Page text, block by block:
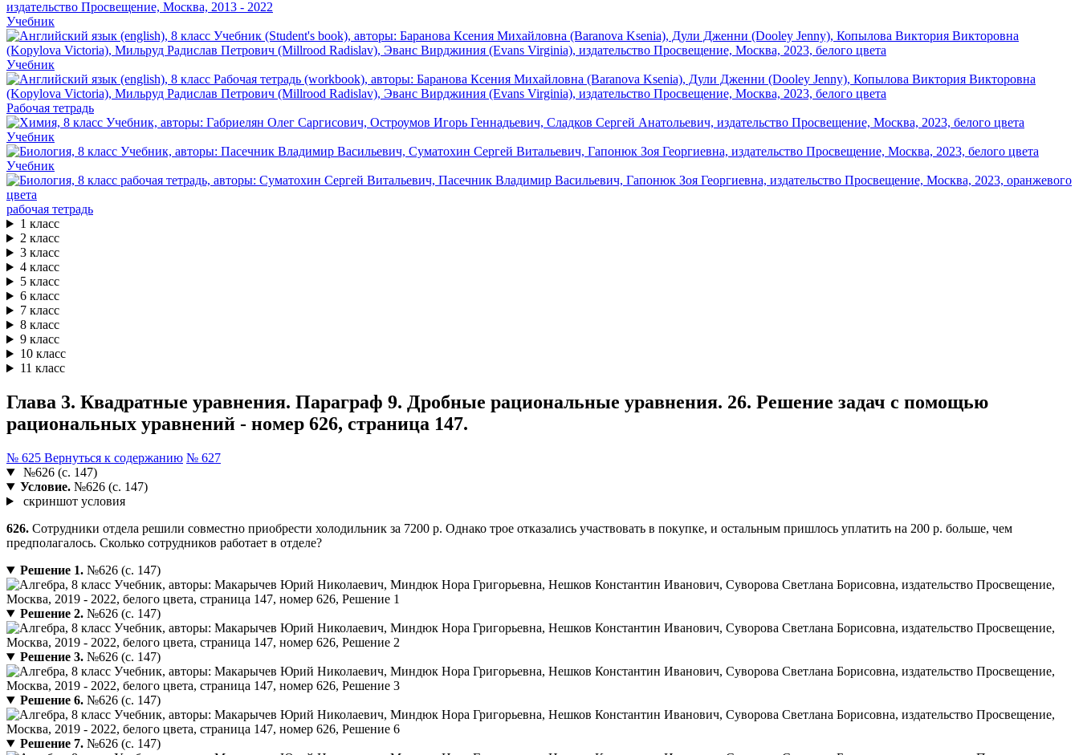
Учебник
Учебник
Рабочая тетрадь
Учебник
Учебник
рабочая тетрадь
1 класс
2 класс
3 класс
4 класс
5 класс
6 класс
7 класс
8 класс
9 класс
10 класс
11 класс
Глава 3. Квадратные уравнения. Параграф 9. Дробные рациональные уравнения. 26. Решение задач с помощью
рациональных уравнений - номер 626, страница 147.
№ 625 Вернуться к содержанию № 627
№626 (с. 147)
Условие.№626 (с. 147)
скриншот условия
626. Сотрудники отдела решили совместно приобрести холодильник за 7200 р. Однако трое отказались участвовать в покупке, и остальным пришлось уплатить на 200 р. больше, чем
предполагалось. Сколько сотрудников работает в отделе?
Решение 1.№626 (с. 147)
Решение 2.№626 (с. 147)
Решение 3.№626 (с. 147)
Решение 6.№626 (с. 147)
Решение 7.№626 (с. 147)